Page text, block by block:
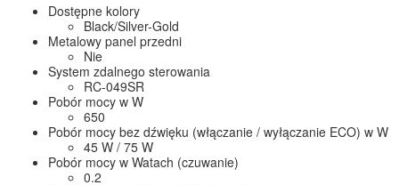
Dostępne kolory
Black/Silver-Gold
Metalowy panel przedni
Nie
System zdalnego sterowania
RC-049SR
Pobór mocy w W
650
Pobór mocy bez dźwięku (włączanie / wyłączanie ECO) w
45 W / 75 W
Pobór mocy w Watach (czuwanie)
0.2